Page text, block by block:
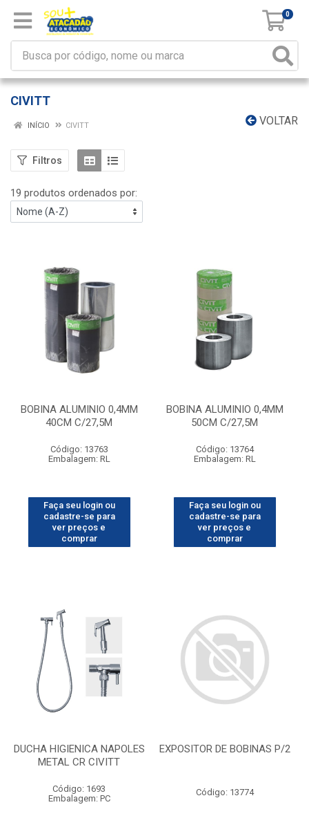
0
CIVITT
VOLTAR
INÍCIO CIVITT
Filtros
19 produtos ordenados por:
BOBINA ALUMINIO 0,4MM
40CM C/27,5M
Código: 13763
Embalagem: RL
Faça seu login ou
cadastre-se para
ver preços e
comprar
BOBINA ALUMINIO 0,4MM
50CM C/27,5M
Código: 13764
Embalagem: RL
Faça seu login ou
cadastre-se para
ver preços e
comprar
DUCHA HIGIENICA NAPOLES
METAL CR CIVITT
Código: 1693
Embalagem: PC
EXPOSITOR DE BOBINAS P/2
Código: 13774